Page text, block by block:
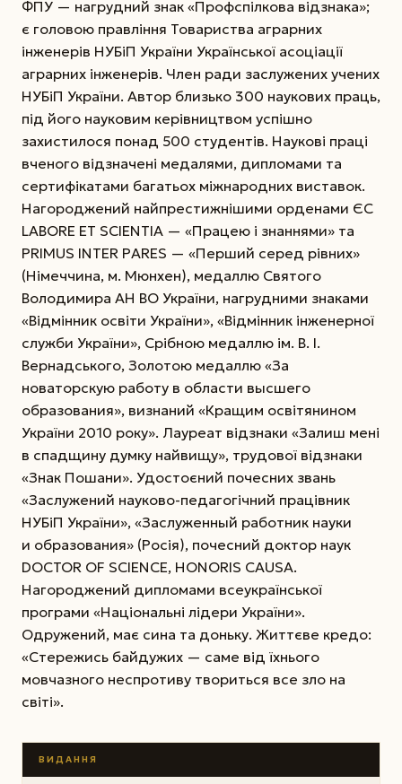
ФПУ — нагрудний знак «Профспілкова відзнака»;
є головою правління Товариства аграрних
інженерів НУБіП України Української асоціації
аграрних інженерів. Член ради заслужених учених
НУБіП України. Автор близько 300 наукових праць,
під його науковим керівництвом успішно
захистилося понад 500 студентів. Наукові праці
вченого відзначені медалями, дипломами та
сертифікатами багатьох міжнародних виставок.
Нагороджений найпрестижнішими орденами ЄС
LABORE ET SCIENTIA — «Працею і знаннями» та
PRIMUS INTER PARES — «Перший серед рівних»
(Німеччина, м. Мюнхен), медаллю Святого
Володимира АН ВО України, нагрудними знаками
«Відмінник освіти України», «Відмінник інженерної
служби України», Срібною медаллю ім. В. І.
Вернадського, Золотою медаллю «За
новаторскую работу в области высшего
образования», визнаний «Кращим освітянином
України 2010 року». Лауреат відзнаки «Залиш мені
в спадщину думку найвищу», трудової відзнаки
«Знак Пошани». Удостоєний почесних звань
«Заслужений науково-педагогічний працівник
НУБіП України», «Заслуженный работник нау­ки
и образования» (Росія), почесний доктор наук
DOCTOR OF SCIENCE, HONORIS CAUSA.
Нагороджений дипломами всеукраїнської
програми «Національні лідери України».
Одружений, має сина та доньку. Життєве кредо:
«Стережись байдужих — са­ме від їхнього
мовчазного неспротиву твориться все зло на
світі».
ВИДАННЯ